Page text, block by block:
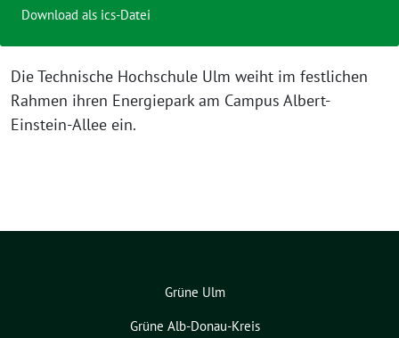
Die Technische Hochschule Ulm weiht im festlichen
Rahmen ihren Energiepark am Campus Albert-
Einstein-Allee ein.
Download als ics-Datei
Grüne Ulm
Grüne Alb-Donau-Kreis